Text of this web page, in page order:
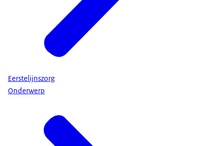
Eerstelijnszorg
Onderwerp